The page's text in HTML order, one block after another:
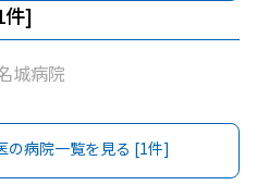
件]
城病院
の病院一覧を見る [1件]